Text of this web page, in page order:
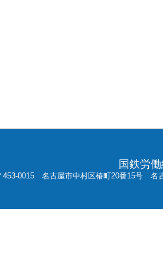
国鉄労
453-0015 名古屋市中村区椿町20番15号 名